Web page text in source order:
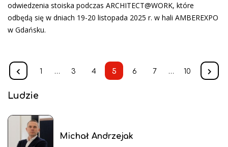
odwiedzenia stoiska podczas ARCHITECT@WORK, które
odbędą się w dniach 19-20 listopada 2025 r. w hali AMBEREXPO
w Gdańsku.
1 … 3 4 5 6 7 … 10
Ludzie
Michał Andrzejak